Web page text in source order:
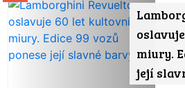
miury.
její